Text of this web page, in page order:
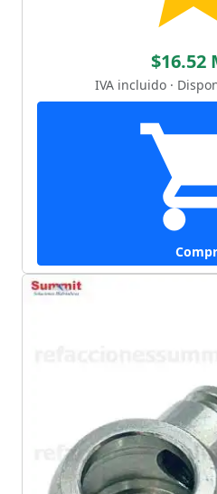
$16.52
IVA incluido ·